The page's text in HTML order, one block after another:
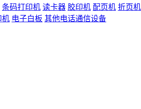
条码打印机 读卡器 胶印机 配页机 折页机
机 电子白板 其他电话通信设备